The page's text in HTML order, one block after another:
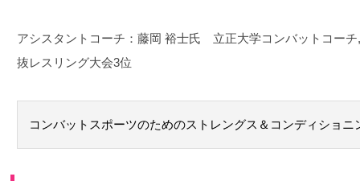
アシスタントコーチ：藤岡 裕士氏 立正大学コンバットコー
抜レスリング大会3位
コンバットスポーツのためのストレングス＆コンディショ